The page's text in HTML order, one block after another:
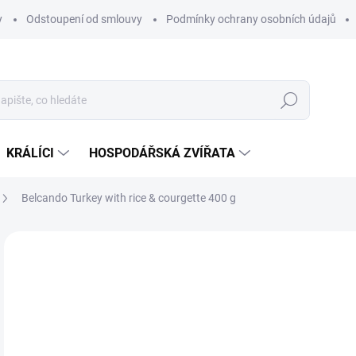
Odstoupení od smlouvy Podmínky ochrany osobních údajů
Hledat
KRÁLÍCI HOSPODÁŘSKÁ ZVÍŘATA
Belcando Turkey with rice & courgette 400 g